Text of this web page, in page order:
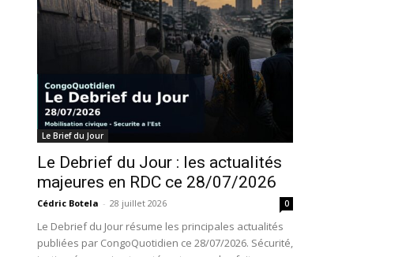
Le Brief du Jour
Le Debrief du Jour : les actualités
majeures en RDC ce 28/07/2026
Cédric Botela - 28 juillet 2026 0
Le Debrief du Jour résume les principales actualités
publiées par CongoQuotidien ce 28/07/2026. Sécurité,